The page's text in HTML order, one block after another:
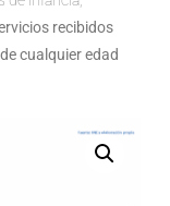
recibidos
cualquier edad